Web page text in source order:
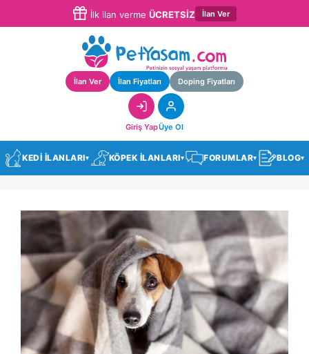
İlk ilan verme ÜCRETSİZ İlan Ver
İlan Ver İlan Fiyatları Doping Fiyatları
Giriş YapÜye Ol
KEDİ İLANLARI▾ KÖPEK İLANLARI▾ FORUMLAR▾ BLOG▾